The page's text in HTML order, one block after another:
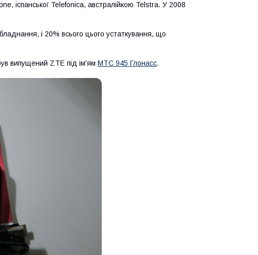
іспанської Telefonica, австралійкою Telstra. У 2008
і 20% всього цього устаткування, що
випущений ZTE під ім'ям МТС 945 Глонасс.